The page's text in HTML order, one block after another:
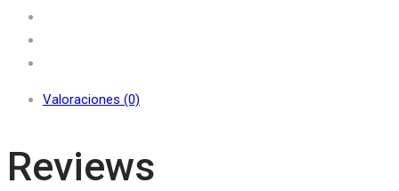
Valoraciones (0)
Reviews